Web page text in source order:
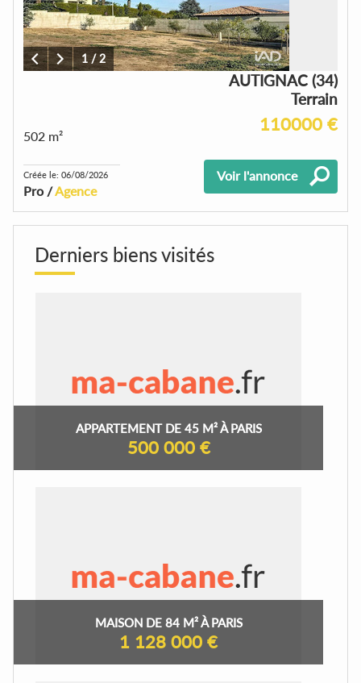
1 /2
AUTIGNAC (34)
Terrain
110000 €
502 m²
Créée le: 06/08/2026
Pro /Agence
Voir l'annonce
Derniers biens visités
APPARTEMENT DE 45 M² À PARIS
500 000 €
MAISON DE 84 M² À PARIS
1 128 000 €